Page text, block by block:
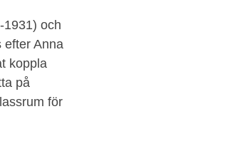
1931) och
efter Anna
koppla
på
för